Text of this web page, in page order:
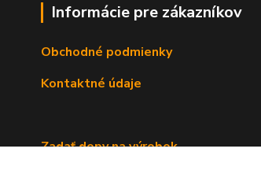
Informácie pre zákazníkov
Obchodné podmienky
Kontaktné údaje
Zadať dopy na výrobok